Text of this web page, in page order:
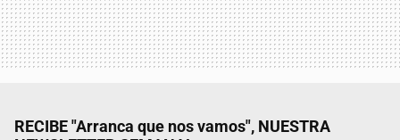
RECIBE "Arranca que nos vamos", NUESTRA